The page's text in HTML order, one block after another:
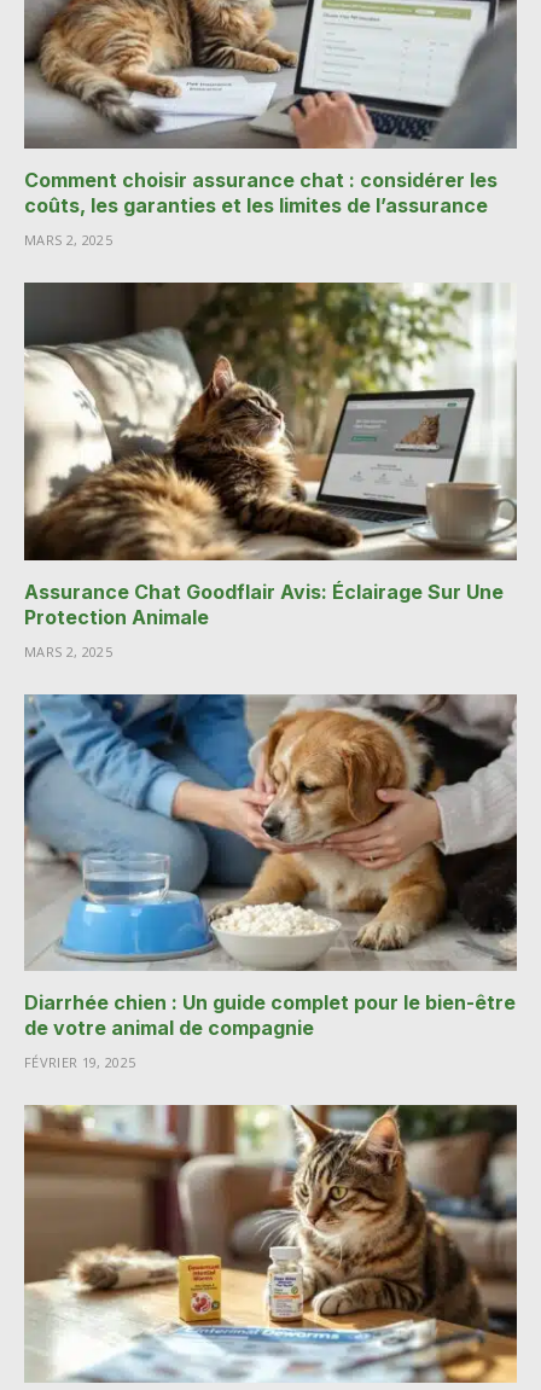
Comment choisir assurance chat : considérer les
coûts, les garanties et les limites de l’assurance
MARS 2, 2025
Assurance Chat Goodflair Avis: Éclairage Sur Une
Protection Animale
MARS 2, 2025
Diarrhée chien : Un guide complet pour le bien-être
de votre animal de compagnie
FÉVRIER 19, 2025